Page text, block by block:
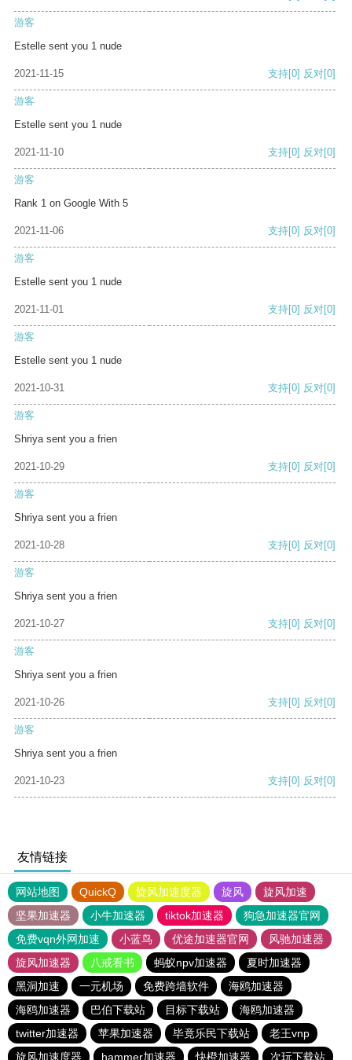
游客
Estelle sent you 1 nude
2021-11-15 支持[0] 反对[0]
游客
Estelle sent you 1 nude
2021-11-10 支持[0] 反对[0]
游客
Rank 1 on Google With 5
2021-11-06 支持[0] 反对[0]
游客
Estelle sent you 1 nude
2021-11-01 支持[0] 反对[0]
游客
Estelle sent you 1 nude
2021-10-31 支持[0] 反对[0]
游客
Shriya sent you a frien
2021-10-29 支持[0] 反对[0]
游客
Shriya sent you a frien
2021-10-28 支持[0] 反对[0]
游客
Shriya sent you a frien
2021-10-27 支持[0] 反对[0]
游客
Shriya sent you a frien
2021-10-26 支持[0] 反对[0]
游客
Shriya sent you a frien
2021-10-23 支持[0] 反对[0]
友情链接
网站地图 QuickQ 旋风加速度器 旋风
旋风加速
坚果加速器
小牛加速器 tiktok加速器
狗急加速器官网
免费vqn外网加速
小蓝鸟 优途加速器官网
风驰加速器
旋风加速器
八戒看书 蚂蚁npv加速器
夏时加速器
黑洞加速
一元机场 免费跨墙软件
海鸥加速器
海鸥加速器
巴伯下载站 目标下载站
海鸥加速器
twitter加速器
苹果加速器 毕竟乐民下载站
老王vnp
旋风加速度器
hammer加速器 快橙加速器 次玩下载站